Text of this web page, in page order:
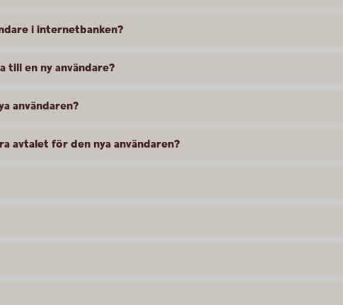
i internetbanken?
till en ny användare?
användaren?
avtalet för den nya användaren?